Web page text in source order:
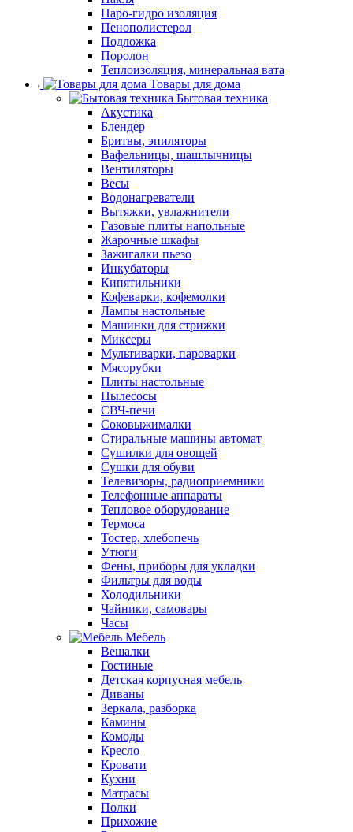
Паро-гидро изоляция
Пенополистерол
Подложка
Поролон
Теплоизоляция, минеральная вата
Товары для дома
Бытовая техника
Акустика
Блендер
Бритвы, эпиляторы
Вафельницы, шашлычницы
Вентиляторы
Весы
Водонагреватели
Вытяжки, увлажнители
Газовые плиты напольные
Жарочные шкафы
Зажигалки пьезо
Инкубаторы
Кипятильники
Кофеварки, кофемолки
Лампы настольные
Машинки для стрижки
Миксеры
Мультиварки, пароварки
Мясорубки
Плиты настольные
Пылесосы
СВЧ-печи
Соковыжималки
Стиральные машины автомат
Сушилки для овощей
Сушки для обуви
Телевизоры, радиоприемники
Телефонные аппараты
Тепловое оборудование
Термоса
Тостер, хлебопечь
Утюги
Фены, приборы для укладки
Фильтры для воды
Холодильники
Чайники, самовары
Часы
Мебель
Вешалки
Гостиные
Детская корпусная мебель
Диваны
Зеркала, разборка
Камины
Комоды
Кресло
Кровати
Кухни
Матрасы
Полки
Прихожие